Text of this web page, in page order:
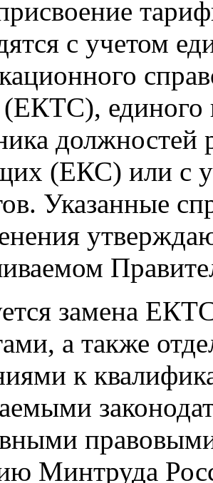
с учетом
единого
должностей
(ЕКС) или с
Указанные
замена
а также
к
Минтруда